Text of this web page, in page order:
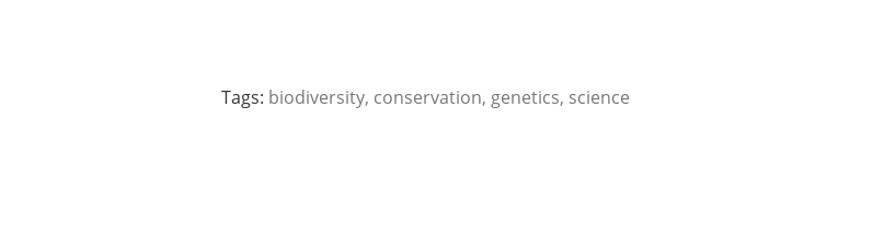
Tags: biodiversity, conservation, genetics, science